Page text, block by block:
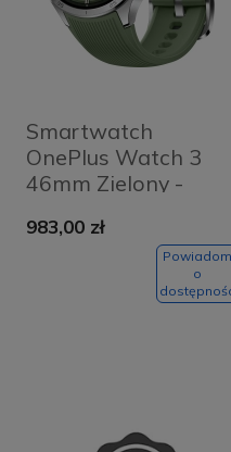
Smartwatch
OnePlus Watch 3
46mm Zielony -
983,00 zł
Powiadom
o